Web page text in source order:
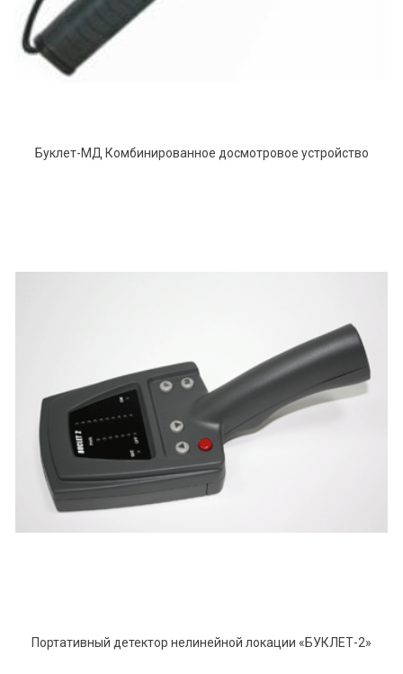
Буклет-МД Комбинированное досмотровое устройство
Портативный детектор нелинейной локации «БУКЛЕТ-2»